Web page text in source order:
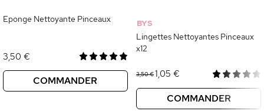
Eponge Nettoyante Pinceaux
3,50 €
COMMANDER
BYS
Lingettes Nettoyantes Pinceaux
x12
3,50 €1,05 €
COMMANDER